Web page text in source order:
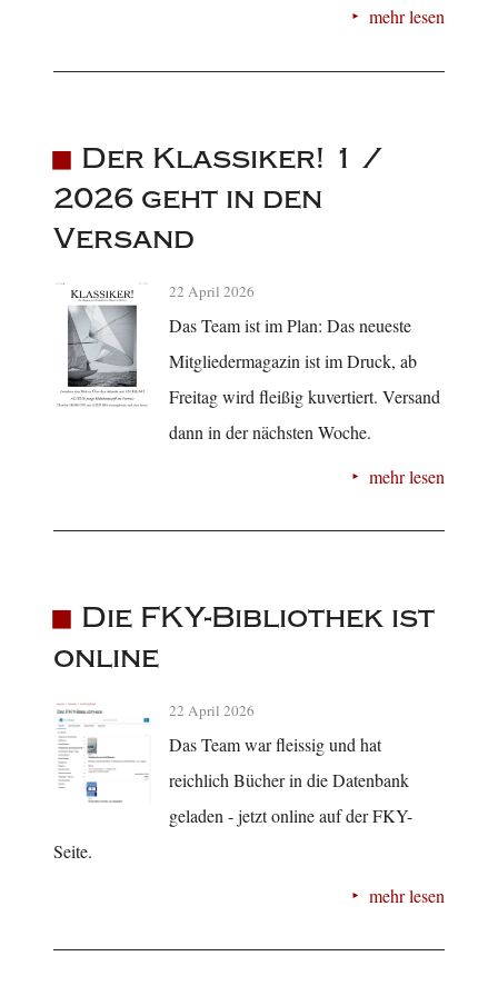
mehr lesen
Der Klassiker! 1 /
2026 geht in den
Versand
22 April 2026
Das Team ist im Plan: Das neueste
Mitgliedermagazin ist im Druck, ab
Freitag wird fleißig kuvertiert. Versand
dann in der nächsten Woche.
mehr lesen
Die FKY-Bibliothek ist
online
22 April 2026
Das Team war fleissig und hat
reichlich Bücher in die Datenbank
geladen - jetzt online auf der FKY-
Seite.
mehr lesen